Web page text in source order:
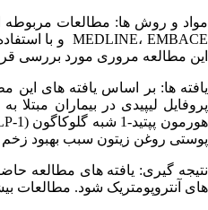
این مطالعه مروری مورد بررسی
یافته ها: بر اساس یافته های
پروفایل لیپیدی در بیماران
پوستی روغن زیتون سبب بهبود زخم
نتیجه گیری: یافته های مطالعه
های آنتروپومتریک شود. مطالعات